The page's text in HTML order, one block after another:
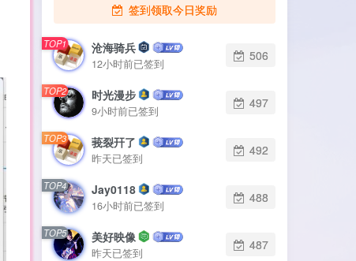
签到领取今日奖励
TOP1 沧海骑兵
12小时前已签到
506
TOP2 时光漫步
9小时前已签到
497
TOP3 莪裂幵了
昨天已签到
492
TOP4 Jay0118
16小时前已签到
488
TOP5 美好映像
昨天已签到
487